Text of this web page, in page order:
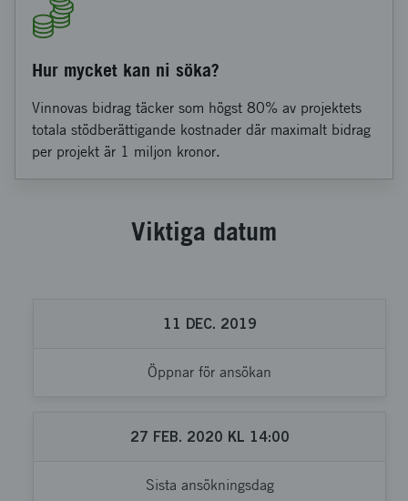
Hur mycket kan ni söka?
Vinnovas bidrag täcker som högst 80% av projektets
totala stödberättigande kostnader där maximalt bidrag
per projekt är 1 miljon kronor.
Viktiga datum
11 DEC. 2019
Öppnar för ansökan
27 FEB. 2020 KL 14:00
Sista ansökningsdag